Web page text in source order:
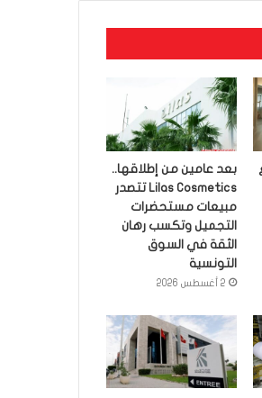
بعد عامين من إطلاقها..
Lilas Cosmetics تتصدر
مبيعات مستحضرات
التجميل وتكسب رهان
الثقة في السوق
التونسية
2 أغسطس 2026